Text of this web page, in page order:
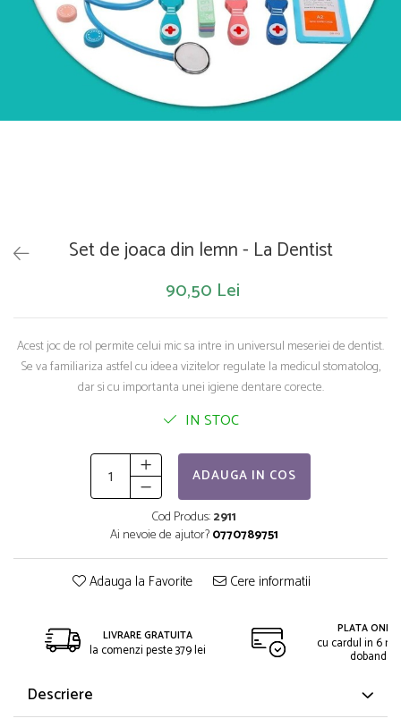
Papusi si accesorii
Trotinete
Trenulete si masinute
Unelte si bancuri de lucru
Set de joaca din lemn - La Dentist
90,50 Lei
Acest joc de rol permite celui mic sa intre in universul meseriei de dentist.
Se va familiariza astfel cu ideea vizitelor regulate la medicul stomatolog,
dar si cu importanta unei igiene dentare corecte.
IN STOC
ADAUGA IN COS
Cod Produs:2911
Ai nevoie de ajutor?0770789751
Adauga la Favorite Cere informatii
LIVRARE GRATUITA
la comenzi peste 379 lei
PLATA
cu cardul in 6
dobanda
Descriere